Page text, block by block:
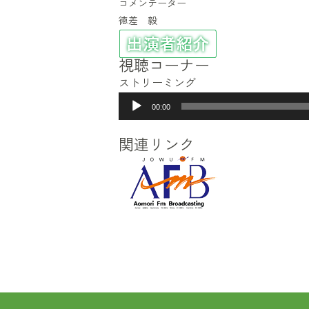
コメンテーター
徳差 毅
視聴コーナー
ストリーミング
声
プ
レ
00:00
関連リンク